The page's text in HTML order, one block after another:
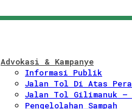
Advokasi & Kampanye
Informasi Publik
Jalan Tol Di Atas
Jalan Tol Gilimanuk –
Pengelolahan Sampah